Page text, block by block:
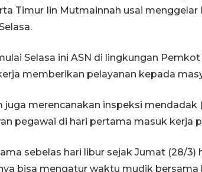
Timur Iin Mutmainnah usai menggelar
Selasa ini ASN di lingkungan
memberikan pelayanan kepada
juga merencanakan inspeksi mendadak
pegawai di hari pertama masuk kerja
sebelas hari libur sejak Jumat (28/3)
bisa mengatur waktu mudik